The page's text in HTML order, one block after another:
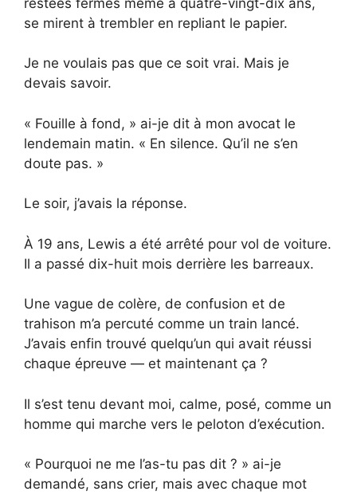
se mirent à trembler en repliant le papier.
Je ne voulais pas que ce soit vrai. Mais je
devais savoir.
« Fouille à fond, » ai-je dit à mon avocat le
lendemain matin. « En silence. Qu’il ne s’en
doute pas. »
Le soir, j’avais la réponse.
À 19 ans, Lewis a été arrêté pour vol de voiture.
Il a passé dix-huit mois derrière les barreaux.
Une vague de colère, de confusion et de
trahison m’a percuté comme un train lancé.
J’avais enfin trouvé quelqu’un qui avait réussi
chaque épreuve — et maintenant ça ?
Il s’est tenu devant moi, calme, posé, comme un
homme qui marche vers le peloton d’exécution.
« Pourquoi ne me l’as-tu pas dit ? » ai-je
demandé, sans crier, mais avec chaque mot